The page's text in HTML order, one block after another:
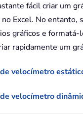
fácil criar um
Excel. No entanto,
gráficos e
rapidamente um
velocímetro
velocímetro